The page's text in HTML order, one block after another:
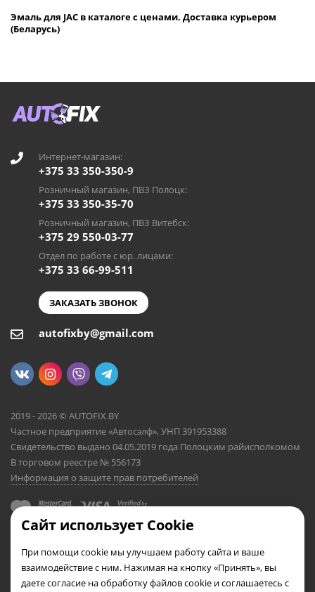
Эмаль для JAC в каталоге с ценами. Доставка курьером
(Беларусь)
Интернет-магазин:
+375 33 350-350-9
Розничный магазин, ПВЗ Полоцк:
+375 33 350-35-70
Розничный магазин, ПВЗ Витебск:
+375 29 550-03-77
Отдел по работе с юр. лицами:
+375 33 66-99-511
ЗАКАЗАТЬ ЗВОНОК
autofixby@gmail.com
2019 - 2026 © AUTOFIX.BY
Частное предприятие «Автосэлф», УНП 391953388
Свидетельство выдано 04.05.2019 года Полоцким райисполкомом
В торговом реестре № 556173
Информация о защите прав потребителей
Сайт использует Cookie
При помощи cookie мы улучшаем работу сайта и ваше
взаимодействие с ним. Нажимая на кнопку «Принять», вы
даете согласие на обработку файлов cookie и соглашаетесь с